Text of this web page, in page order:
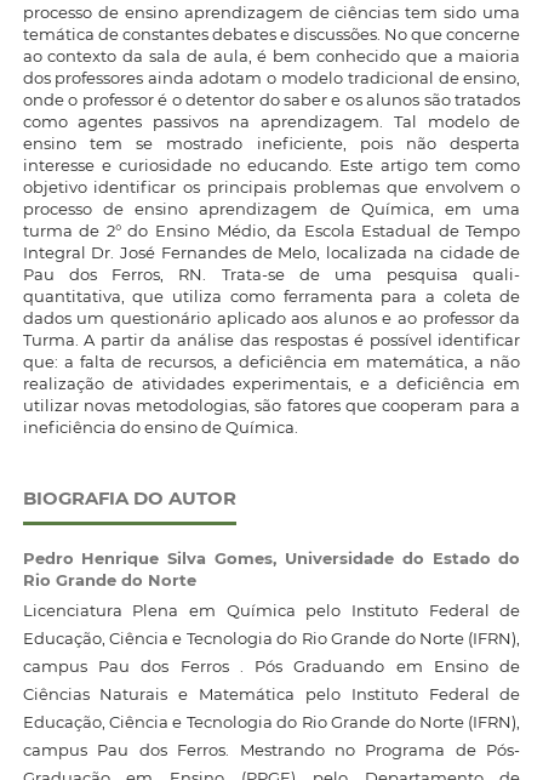
processo de ensino aprendizagem de ciências tem sido uma
temática de constantes debates e discussões. No que concerne
ao contexto da sala de aula, é bem conhecido que a maioria
dos professores ainda adotam o modelo tradicional de ensino,
onde o professor é o detentor do saber e os alunos são tratados
como agentes passivos na aprendizagem. Tal modelo de
ensino tem se mostrado ineficiente, pois não desperta
interesse e curiosidade no educando. Este artigo tem como
objetivo identificar os principais problemas que envolvem o
processo de ensino aprendizagem de Química, em uma
turma de 2° do Ensino Médio, da Escola Estadual de Tempo
Integral Dr. José Fernandes de Melo, localizada na cidade de
Pau dos Ferros, RN. Trata-se de uma pesquisa quali-
quantitativa, que utiliza como ferramenta para a coleta de
dados um questionário aplicado aos alunos e ao professor da
Turma. A partir da análise das respostas é possível identificar
que: a falta de recursos, a deficiência em matemática, a não
realização de atividades experimentais, e a deficiência em
utilizar novas metodologias, são fatores que cooperam para a
ineficiência do ensino de Química.
BIOGRAFIA DO AUTOR
Pedro Henrique Silva Gomes, Universidade do Estado do
Rio Grande do Norte
Licenciatura Plena em Química pelo Instituto Federal de
Educação, Ciência e Tecnologia do Rio Grande do Norte (IFRN),
campus Pau dos Ferros . Pós Graduando em Ensino de
Ciências Naturais e Matemática pelo Instituto Federal de
Educação, Ciência e Tecnologia do Rio Grande do Norte (IFRN),
campus Pau dos Ferros. Mestrando no Programa de Pós-